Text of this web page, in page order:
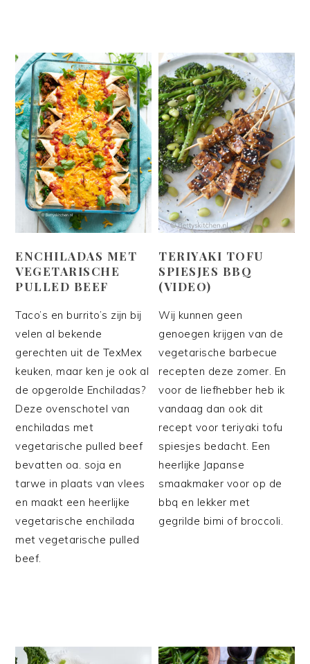
ENCHILADAS MET
VEGETARISCHE
PULLED BEEF
Taco’s en burrito’s zijn bij
velen al bekende
gerechten uit de TexMex
keuken, maar ken je ook al
de opgerolde Enchiladas?
Deze ovenschotel van
enchiladas met
vegetarische pulled beef
bevatten oa. soja en
tarwe in plaats van vlees
en maakt een heerlijke
vegetarische enchilada
met vegetarische pulled
beef.
TERIYAKI TOFU
SPIESJES BBQ
(VIDEO)
Wij kunnen geen
genoegen krijgen van de
vegetarische barbecue
recepten deze zomer. En
voor de liefhebber heb ik
vandaag dan ook dit
recept voor teriyaki tofu
spiesjes bedacht. Een
heerlijke Japanse
smaakmaker voor op de
bbq en lekker met
gegrilde bimi of broccoli.